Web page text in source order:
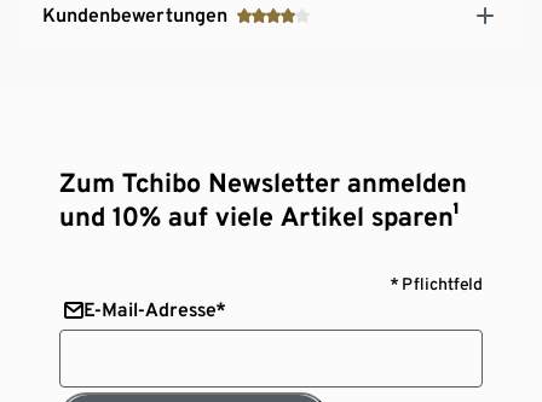
Kundenbewertungen
Zum Tchibo Newsletter anmelden
und 10% auf viele Artikel sparen¹
* Pflichtfeld
E-Mail-Adresse*